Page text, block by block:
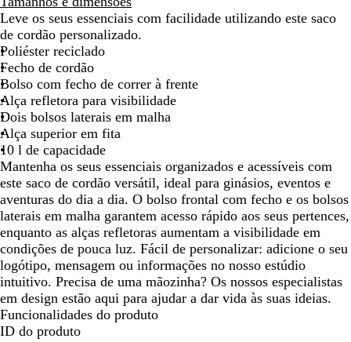
deslocar deslocar deslocar deslocar deslocar deslocar
r
m
e
l
h
o
n
z
e
n
t
o
c
l
a
r
o
n
a
u
l
-
m
a
r
i
n
h
o
Leve os seus essenciais com facilidade utilizando este saco
de cordão personalizado.
Poliéster reciclado
Fecho de cordão
Bolso com fecho de correr à frente
Alça refletora para visibilidade
Dois bolsos laterais em malha
Alça superior em fita
10 l de capacidade
Mantenha os seus essenciais organizados e acessíveis com
este saco de cordão versátil, ideal para ginásios, eventos e
aventuras do dia a dia. O bolso frontal com fecho e os bolsos
laterais em malha garantem acesso rápido aos seus pertences,
enquanto as alças refletoras aumentam a visibilidade em
condições de pouca luz. Fácil de personalizar: adicione o seu
logótipo, mensagem ou informações no nosso estúdio
intuitivo. Precisa de uma mãozinha? Os nossos especialistas
em design estão aqui para ajudar a dar vida às suas ideias.
Funcionalidades do produto
ID do produto